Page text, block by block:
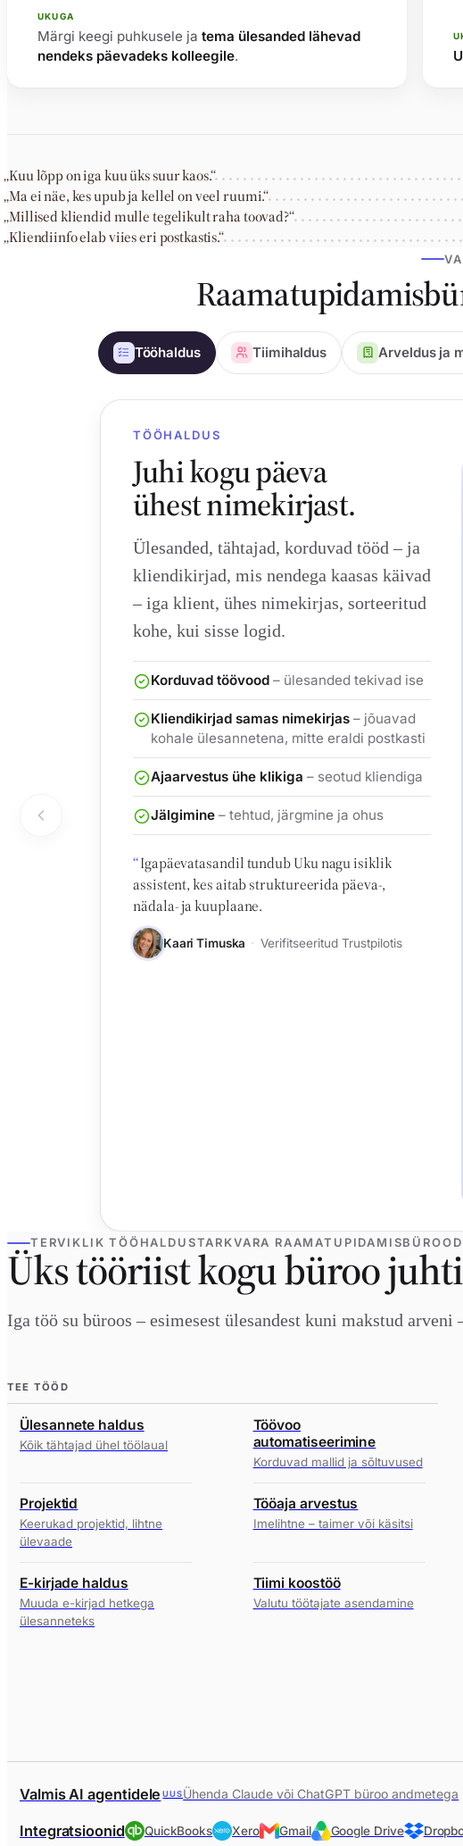
UKUGA
Märgi keegi puhkusele ja tema ülesanded lähevad
nendeks päevadeks kolleegile.
„Kuu lõpp on iga kuu üks suur kaos.“
„Ma ei näe, kes upub ja kellel on veel ruumi.“
„Millised kliendid mulle tegelikult raha toovad?“
„Kliendiinfo elab viies eri postkastis.“
Tööhaldus Tiimihaldus Arveldus ja
TÖÖHALDUS
Juhi kogu päeva
ühest nimekirjast.
Ülesanded, tähtajad, korduvad tööd – ja
kliendikirjad, mis nendega kaasas käivad
– iga klient, ühes nimekirjas, sorteeritud
kohe, kui sisse logid.
Korduvad töövood – ülesanded tekivad ise
Kliendikirjad samas nimekirjas – jõuavad
kohale ülesannetena, mitte eraldi postkasti
Ajaarvestus ühe klikiga – seotud kliendiga
Jälgimine – tehtud, järgmine ja ohus
Igapäevatasandil tundub Uku nagu isiklik
assistent, kes aitab struktureerida päeva-,
nädala- ja kuuplaane.
Kaari Timuska Verifitseeritud Trustpilotis
TERVIKLIK TÖÖHALDUSTARKVARA
Üks tööriist kogu büroo
Iga töö su büroos – esimesest ülesandest kuni makstud arveni
TEE TÖÖD
Ülesannete haldus
Kõik tähtajad ühel töölaual
Töövoo
automatiseerimine
Korduvad mallid ja sõltuvused
Projektid
Keerukad projektid, lihtne
ülevaade
Tööaja arvestus
Imelihtne – taimer või käsitsi
E-kirjade haldus
Muuda e-kirjad hetkega
ülesanneteks
Tiimi koostöö
Valutu töötajate asendamine
Valmis AI agentidele UUSÜhenda Claude või ChatGPT büroo andmetega
Integratsioonid QuickBooks Xero Gmail Google Drive